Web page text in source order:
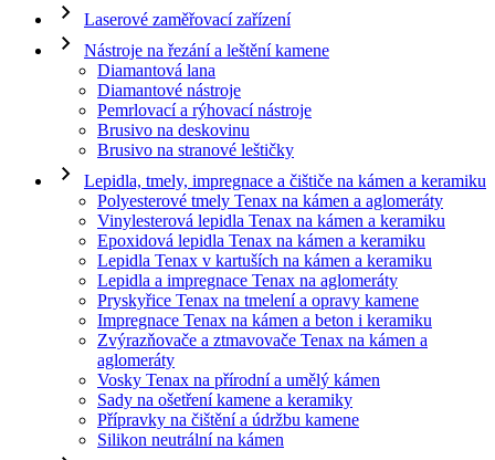
Laserové zaměřovací zařízení
Nástroje na řezání a leštění kamene
Diamantová lana
Diamantové nástroje
Pemrlovací a rýhovací nástroje
Brusivo na deskovinu
Brusivo na stranové leštičky
Lepidla, tmely, impregnace a čištiče na kámen a keramiku
Polyesterové tmely Tenax na kámen a aglomeráty
Vinylesterová lepidla Tenax na kámen a keramiku
Epoxidová lepidla Tenax na kámen a keramiku
Lepidla Tenax v kartuších na kámen a keramiku
Lepidla a impregnace Tenax na aglomeráty
Pryskyřice Tenax na tmelení a opravy kamene
Impregnace Tenax na kámen a beton i keramiku
Zvýrazňovače a ztmavovače Tenax na kámen a
aglomeráty
Vosky Tenax na přírodní a umělý kámen
Sady na ošetření kamene a keramiky
Přípravky na čištění a údržbu kamene
Silikon neutrální na kámen